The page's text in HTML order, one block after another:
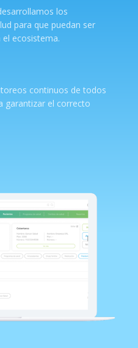
los
para que puedan ser
ecosistema.
continuos de todos
garantizar el correcto